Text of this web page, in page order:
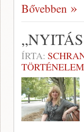
Bővebben
ÍRTA:
TÖRTÉNELEM